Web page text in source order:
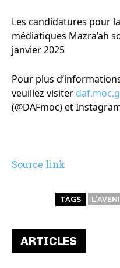
Les candidatures pour
médiatiques Mazra’ah
janvier 2025
Pour plus
veuillez visiter
(@DAFmoc) et
Source link
TAGS
ARTICLES